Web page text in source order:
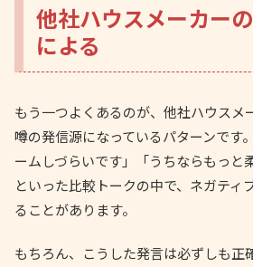
他社ハウスメーカー
による
もう一つよくあるのが、他社ハウスメ
噂の発信源になっているパターンです
ームしづらいです」「うちならもっと
といった比較トークの中で、ネガティ
ることがあります。
もちろん、こうした発言は必ずしも正